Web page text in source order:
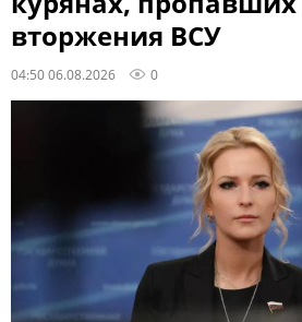
вторжения ВСУ
04:50 06.08.2026 0